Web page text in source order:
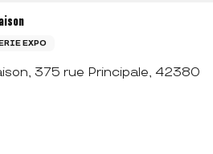
EXPO
375 rue Principale, 42380
favoris